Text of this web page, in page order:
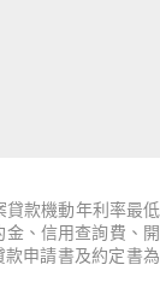
貸款機動年利率最低
、信用查詢費、開
申請書及約定書為